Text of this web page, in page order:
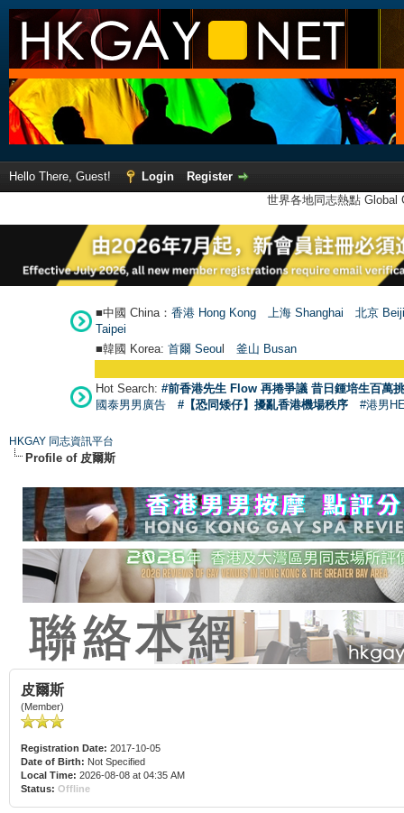
Hello There, Guest! Login
Register
世界各地同志熱點
■中國 China： 香港 Hong Kong 上海 Shanghai
北京
Taipei
■韓國 Korea: 首爾 Seoul 釜山 Busan
Hot Search: #前香港先生 Flow 再捲爭議 昔日鍾培生百萬
國泰男男廣告
#【恐同矮仔】擾亂香港機場秩序 #港男
HKGAY 同志資訊平台
Profile of 皮爾斯
皮爾斯
(Member)
Registration Date: 2017-10-05
Date of Birth: Not Specified
Local Time: 2026-08-08 at 04:35 AM
Status: Offline